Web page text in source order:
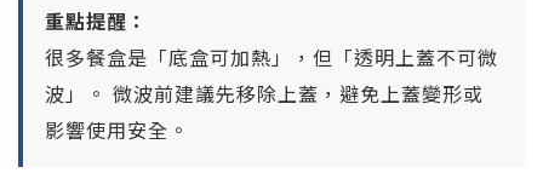
重點提醒：
很多餐盒是「底盒可加熱」，但「透明上蓋不可微
波」。 微波前建議先移除上蓋，避免上蓋變形或
影響使用安全。